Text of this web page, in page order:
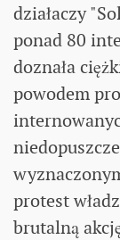
działaczy
ponad 80
doznała
powodem
protest
brutalną